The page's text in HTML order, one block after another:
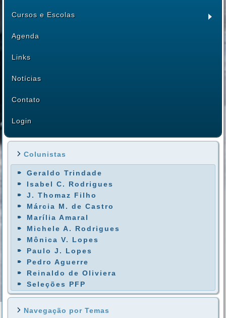
Cursos e Escolas
Agenda
Links
Notícias
Contato
Login
Colunistas
Geraldo Trindade
Isabel C. Rodrigues
J. Thomaz Filho
Márcia M. de Castro
Marília Amaral
Michele A. Rodrigues
Mônica V. Lopes
Paulo J. Lopes
Pedro Aguerre
Reinaldo de Oliviera
Seleções PFP
Navegação por Temas